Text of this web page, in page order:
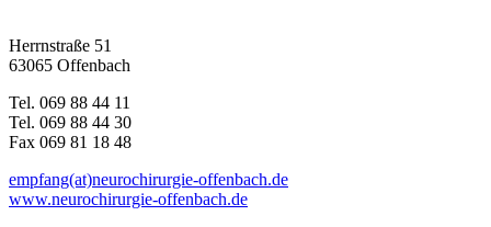
Herrnstraße 51
63065 Offenbach
Tel. 069 88 44 11
Tel. 069 88 44 30
Fax 069 81 18 48
empfang(at)neurochirurgie-offenbach.de
www.neurochirurgie-offenbach.de